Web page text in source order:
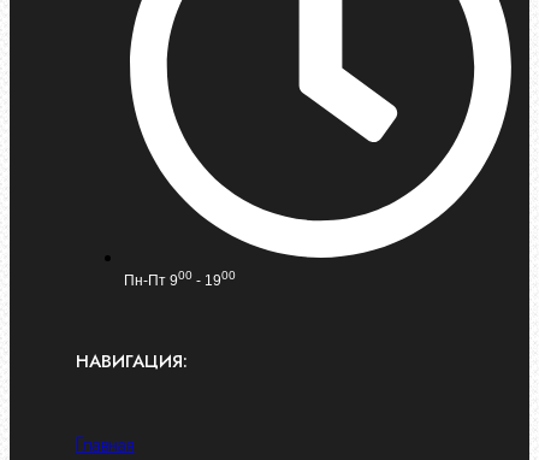
Пн-Пт 900 - 1900
НАВИГАЦИЯ:
Главная